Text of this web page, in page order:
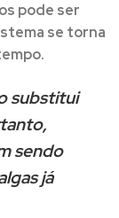
pode ser
se torna
substitui
sendo
já